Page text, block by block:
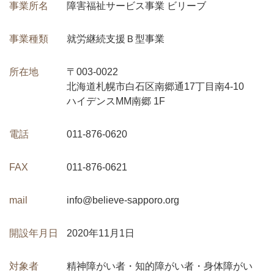
事業所名 障害福祉サービス事業 ビリーブ
事業種類 就労継続支援Ｂ型事業
所在地
〒003-0022
北海道札幌市白石区南郷通17丁目南4-10
ハイデンスMM南郷 1F
電話 011-876-0620
FAX 011-876-0621
mail info@believe-sapporo.org
開設年月日 2020年11月1日
対象者
精神障がい者・知的障がい者・身体障がい